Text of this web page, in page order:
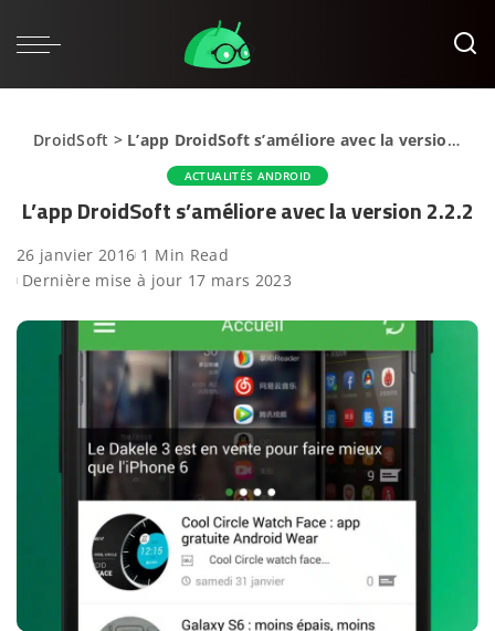
DroidSoft > L’app DroidSoft s’améliore avec la version 2.2.2
ACTUALITÉS ANDROID
L’app DroidSoft s’améliore avec la version 2.2.2
26 janvier 2016 1 Min Read
Dernière mise à jour 17 mars 2023